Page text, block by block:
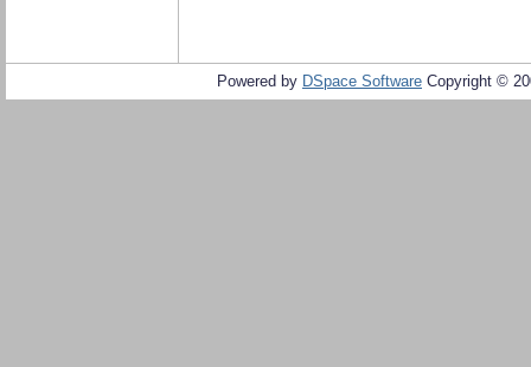
Powered by DSpace Software Copyright ©